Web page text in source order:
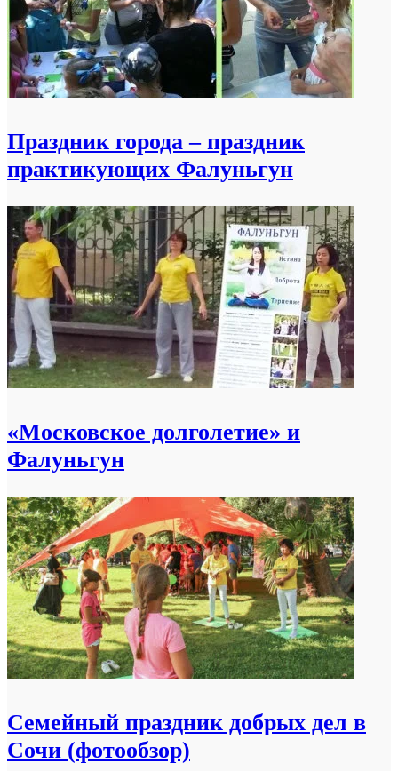
Праздник города – праздник
практикующих Фалуньгун
«Московское долголетие» и
Фалуньгун
Семейный праздник добрых дел в
Сочи (фотообзор)